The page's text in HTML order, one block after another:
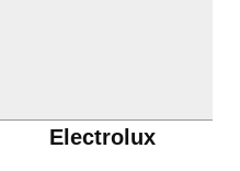
Electrolux